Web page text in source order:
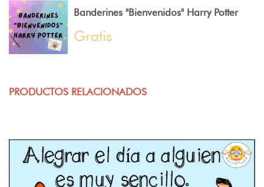
Banderines "Bienvenidos" Harry Potter
Gratis
PRODUCTOS RELACIONADOS